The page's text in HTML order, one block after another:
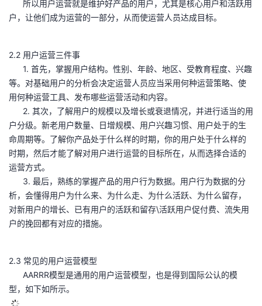
所以用户运营就是维护好产品的用户，尤其是核心用户和活跃用
户，让他们成为运营的一部分，从而使运营人员达成目标。
2.2 用户运营三件事
1. 首先，掌握用户结构。性别、年龄、地区、受教育程度、兴趣
等。对基础用户的分析会决定运营人员应当采用何种运营策略、使
用何种运营工具、发布哪些运营活动和内容。
2. 其次，了解用户的规模以及增长或衰退情况，并进行适当的用
户分级。新老用户数量、日增规模、用户兴趣习惯、用户处于的生
命周期等。了解你产品处于什么样的时期，你的用户处于什么样的
时期，然后才能了解对用户进行运营的目标所在，从而选择合适的
运营方式。
3. 最后，熟练的掌握产品的用户行为数据。用户行为数据的分
析，会懂得用户为什么来、为什么走、为什么活跃、为什么留存，
对新用户的增长、已有用户的活跃和留存\活跃用户促付费、流失用
户的挽回都有对应的措施。
2.3 常见的用户运营模型
AARRR模型是通用的用户运营模型，也是得到国际公认的模
型，如下如所示。